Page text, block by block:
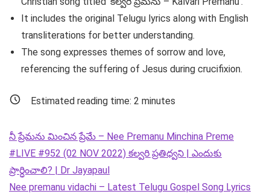
It includes the original Telugu lyrics along with English
transliterations for better understanding.
The song expresses themes of sorrow and love,
referencing the suffering of Jesus during crucifixion.
Estimated reading time: 2 minutes
నీ ప్రేమను మించిన ప్రేమే – Nee Premanu Minchina Preme
#LIVE #952 (02 NOV 2022) కల్వరి ప్రతిధ్వని | ఎందుకు
ప్రార్ధించాలి? | Dr Jayapaul
Nee premanu vidachi – Latest Telugu Gospel Song Lyrics